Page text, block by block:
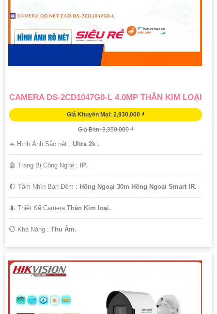
CAMERA DS-2CD1047G0-L 4.0MP THÂN KIM LOẠI
Giá Khuyến Mại: 2,930,000 ₫
Giá Bán: 3,350,000 ₫
☀️ Hình Ảnh Sắc nét : Ultra 2k .
🤖️ Trang Bị Công Nghệ : IP.
🌔 Tầm Nhìn Ban Đêm : Hồng Ngoại 30m Hồng Ngoại Smart IR.
🐜 Thiết Kế Camera Thân Kim loại.
️💮 Khả Năng : Thu Âm.